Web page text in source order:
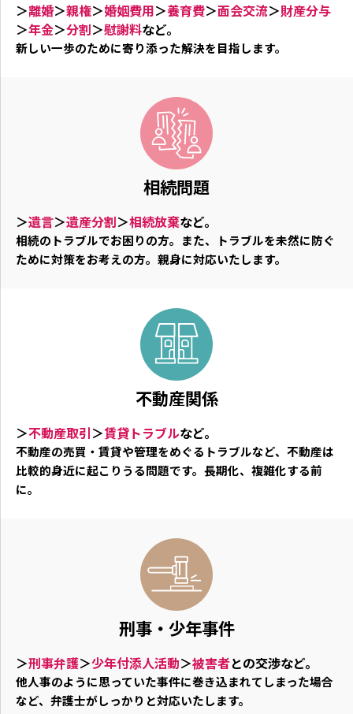
＞離婚＞親権＞婚姻費用＞養育費＞面会交流＞財産分与
＞年金＞分割＞慰謝料など。
新しい一歩のために寄り添った解決を目指します。
相続問題
＞遺言＞遺産分割＞相続放棄など。
相続のトラブルでお困りの方。また、トラブルを未然に防ぐ
ために対策をお考えの方。親身に対応いたします。
不動産関係
＞不動産取引＞賃貸トラブルなど。
不動産の売買・賃貸や管理をめぐるトラブルなど、不動産は
比較的身近に起こりうる問題です。長期化、複雑化する前
に。
刑事・少年事件
＞刑事弁護＞少年付添人活動＞被害者との交渉など。
他人事のように思っていた事件に巻き込まれてしまった場合
など、弁護士がしっかりと対応いたします。